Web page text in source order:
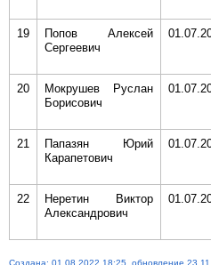
19
Попов Алексей
Сергеевич
20
Мокрушев Руслан
Борисович
21
Папазян Юрий
Карапетович
22
Неретин Виктор
Александрович
Создана: 01.08.2022 18:25, обновление